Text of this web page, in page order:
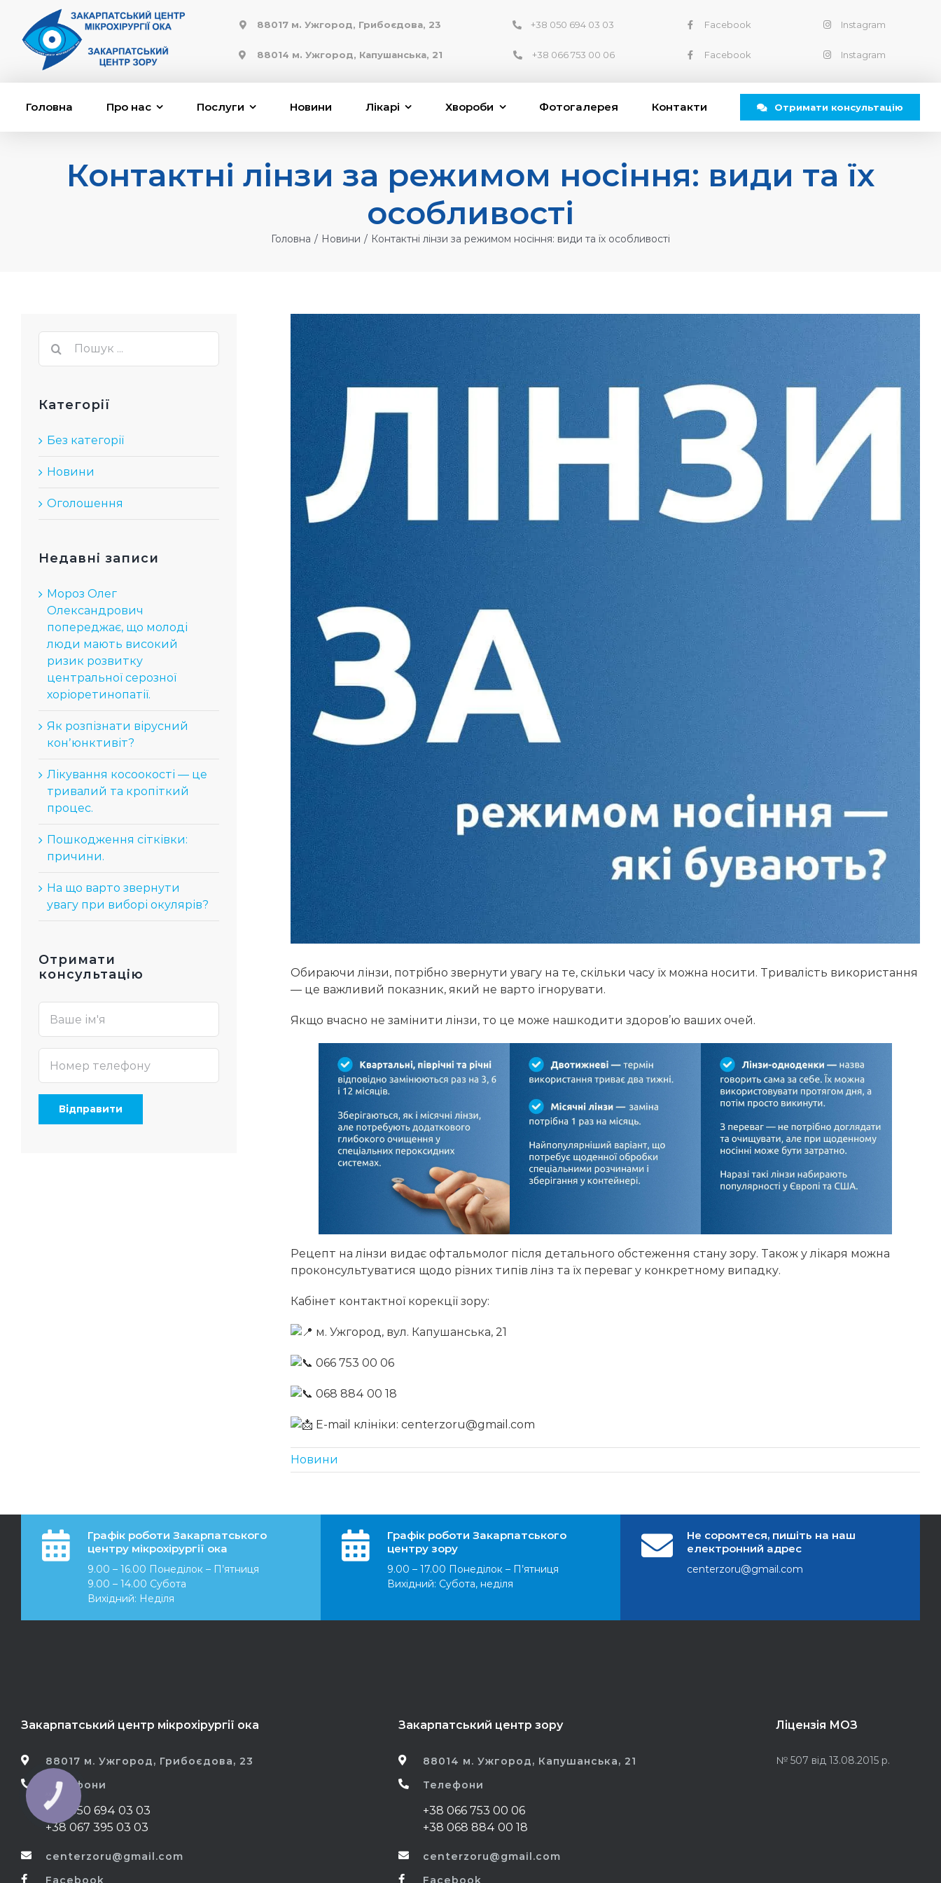
88017 м. Ужгород, Грибоєдова, 23 +38 050 694 03 03 Facebook Instagram
88014 м. Ужгород, Капушанська, 21 +38 066 753 00 06 Facebook Instagram
Головна Про нас Послуги Новини Лікарі Хвороби Фотогалерея Контакти Отримати консультацію
Контактні лінзи за режимом носіння: види та їх
особливості
Головна / Новини / Контактні лінзи за режимом носіння: види та їх особливості
Переглянути
більше
зображення
Обираючи лінзи, потрібно звернути увагу на те, скільки часу їх можна носити. Тривалість використання
— це важливий показник, який не варто ігнорувати.
Якщо вчасно не замінити лінзи, то це може нашкодити здоров’ю ваших очей.
Рецепт на лінзи видає офтальмолог після детального обстеження стану зору. Також у лікаря можна
проконсультуватися щодо різних типів лінз та їх переваг у конкретному випадку.
Кабінет контактної корекції зору:
м. Ужгород, вул. Капушанська, 21
066 753 00 06
068 884 00 18
E-mail клініки: centerzoru@gmail.com
Новини
Категорії
Без категорії
Новини
Оголошення
Недавні записи
Мороз Олег
Олександрович
попереджає, що молоді
люди мають високий
ризик розвитку
центральної серозної
хоріоретинопатії.
Як розпізнати вірусний
конʼюнктивіт?
Лікування косоокості — це
тривалий та кропіткий
процес.
Пошкодження сітківки:
причини.
На що варто звернути
увагу при виборі окулярів?
Отримати
консультацію
Графік роботи Закарпатського
центру мікрохірургії ока
9.00 – 16.00 Понеділок – П’ятниця
9.00 – 14.00 Субота
Вихідний: Неділя
Графік роботи Закарпатського
центру зору
9.00 – 17.00 Понеділок – П’ятниця
Вихідний: Субота, неділя
Не соромтеся, пишіть на наш
електронний адрес
centerzoru@gmail.com
Закарпатський центр мікрохірургії ока
88017 м. Ужгород, Грибоєдова, 23
Телефони
+38 050 694 03 03
+38 067 395 03 03
centerzoru@gmail.com
Facebook
Закарпатський центр зору
88014 м. Ужгород, Капушанська, 21
Телефони
+38 066 753 00 06
+38 068 884 00 18
centerzoru@gmail.com
Facebook
Ліцензія МОЗ
№ 507 від 13.08.2015 р.